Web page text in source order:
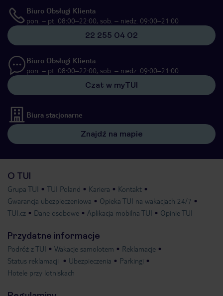
Biuro Obsługi Klienta
pon. – pt. 08:00–22:00, sob. – niedz. 09:00–21:00
22 255 04 02
Biuro Obsługi Klienta
pon. – pt. 08:00–22:00, sob. – niedz. 09:00–21:00
Czat w myTUI
Biura stacjonarne
Znajdź na mapie
O TUI
Grupa TUI TUI Poland Kariera
Kontakt
Gwarancja ubezpieczeniowa
Opieka TUI na wakacjach 24/7
TUI.cz
Dane osobowe Aplikacja mobilna TUI Opinie TUI
Przydatne informacje
Podróż z TUI Wakacje samolotem
Reklamacje
Status reklamacji
Ubezpieczenia
Parkingi
Hotele przy lotniskach